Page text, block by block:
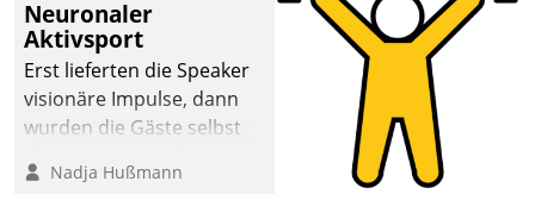
meistern und Workloads
wuppen – bei zunehmend
anspruchsvollen
Aufgaben und
abnehmendem
Neuronaler
Aktivsport
Erst lieferten die Speaker
visionäre Impulse, dann
wurden die Gäste selbst
methodisch
Nadja Hußmann